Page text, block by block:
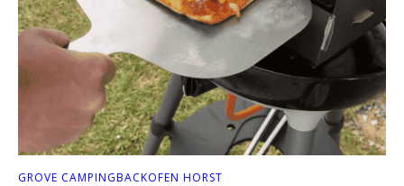
GROVE CAMPINGBACKOFEN HORST